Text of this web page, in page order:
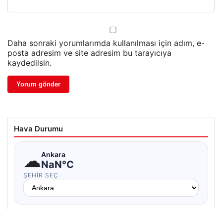
Daha sonraki yorumlarımda kullanılması için adım, e-
posta adresim ve site adresim bu tarayıcıya
kaydedilsin.
Hava Durumu
☁Ankara
NaN°C
ŞEHIR SEÇ